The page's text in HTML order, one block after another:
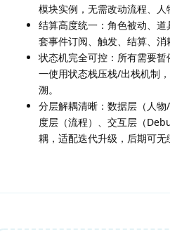
模块实例，无需改动流程、人
结算高度统一：角色被动、
套事件订阅、触发、结算、消
状态机完全可控：所有需要
一使用状态栈压栈/出栈机制
溯。
分层解耦清晰：数据层（人
度层（流程）、交互层（
耦，适配迭代升级，后期可无